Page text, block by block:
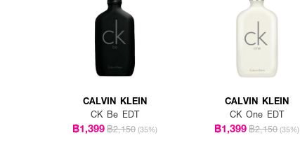
CALVIN KLEIN
CK Be EDT
฿1,399฿2,150 (35%)
CALVIN KLEIN
CK One EDT
฿1,399฿2,150 (35%)